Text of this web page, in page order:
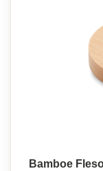
Bamboe